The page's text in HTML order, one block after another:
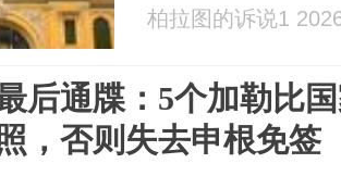
柏拉图的诉说1
后通牒：5个加勒比
，否则失去申根免签